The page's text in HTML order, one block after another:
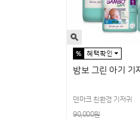
밤보 그린 아기 기
덴마크 친환경 기저귀
90,000원